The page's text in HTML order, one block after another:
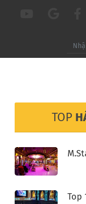
TOP
Top